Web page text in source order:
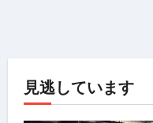
見逃しています